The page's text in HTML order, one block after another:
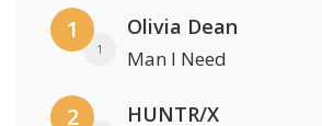
1
1
Olivia Dean
Man I Need
2 HUNTR/X